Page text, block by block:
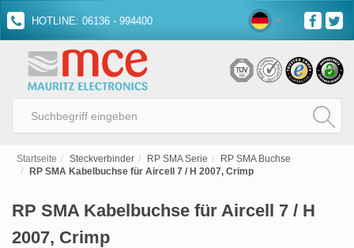
HOTLINE: 06136 - 994400
Startseite Steckverbinder RP SMA Serie
RP SMA Buchse
RP SMA Kabelbuchse für Aircell 7 / H 2007, Crimp
RP SMA Kabelbuchse für Aircell 7 / H
2007, Crimp